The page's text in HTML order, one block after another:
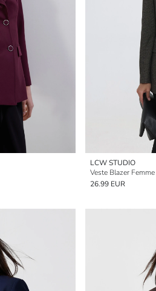
LCW STUDIO
Veste Blazer
26.99 EUR